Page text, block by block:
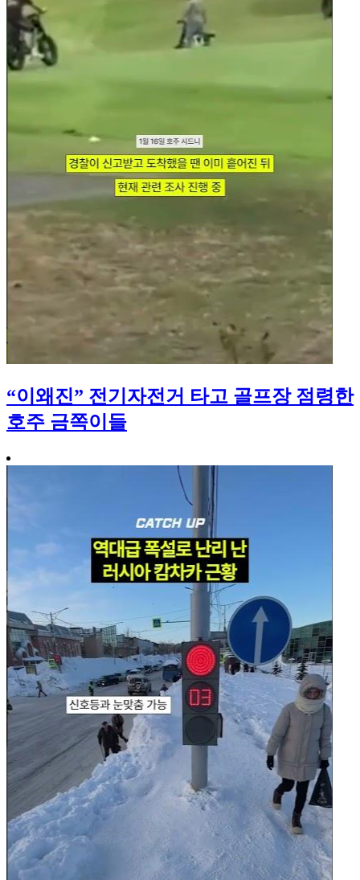
“이왜진” 전기자전거 타고 골프장 점령한
호주 금쪽이들